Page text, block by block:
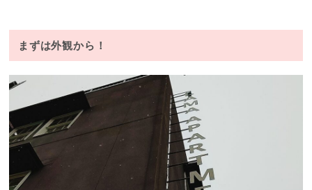
まずは外観から！